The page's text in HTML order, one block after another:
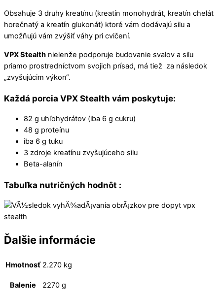
Obsahuje 3 druhy kreatínu (kreatín monohydrát, kreatín chelát
horečnatý a kreatín glukonát) ktoré vám dodávajú silu a
umožňujú vám zvýšiť váhy pri cvičení.
VPX Stealth nielenže podporuje budovanie svalov a silu
priamo prostredníctvom svojich prísad, má tiež za následok
„zvyšujúcim výkon“.
Každá porcia VPX Stealth vám poskytuje:
82 g uhľohydrátov (iba 6 g cukru)
48 g proteínu
iba 6 g tuku
3 zdroje kreatínu zvyšujúceho silu
Beta-alanín
Tabuľka nutričných hodnôt :
Ďalšie informácie
Hmotnosť 2.270 kg
Balenie 2270 g